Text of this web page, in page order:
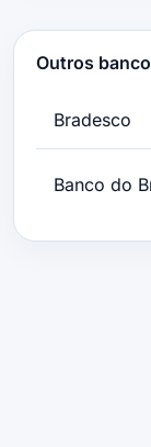
Outros
Bradesco
Banco do